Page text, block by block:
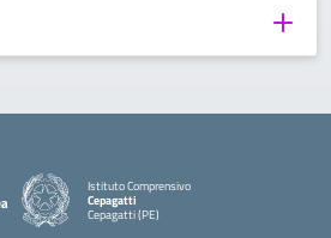
Istituto Comprensivo
Cepagatti
Cepagatti (PE)
— Visita la pagina iniziale della scuola